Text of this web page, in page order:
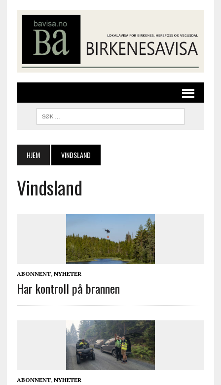
HJEM VINDSLAND
Vindsland
ABONNENT, NYHETER
Har kontroll på brannen
ABONNENT, NYHETER